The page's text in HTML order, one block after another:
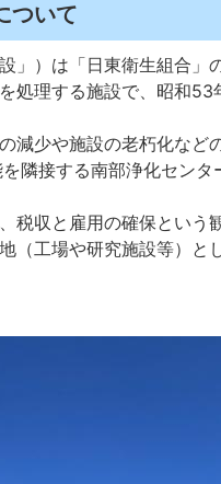
ついて
」）は「日東衛生組合」
処理する施設で、昭和
少や施設の老朽化など
隣接する南部浄化センタ
税収と雇用の確保という
（工場や研究施設等）と